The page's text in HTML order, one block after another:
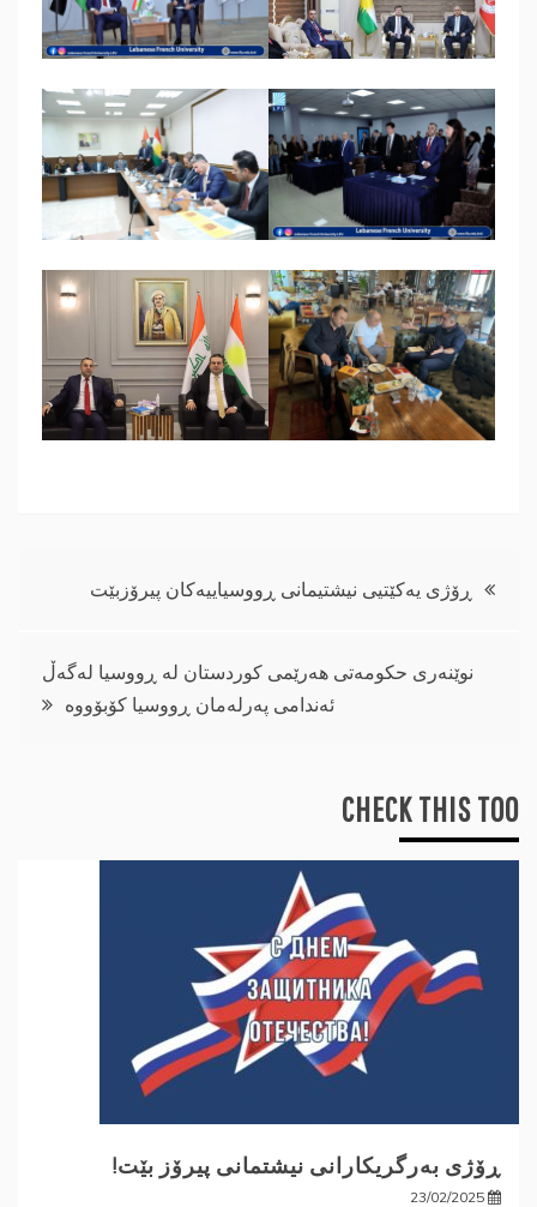
ڕێدۆزیی
ڕۆژی یەکێتیی نیشتیمانی ڕووسیاییەکان پیرۆزبێت
نوێنەری حکومەتی هەرێمی کوردستان لە ڕووسیا لەگەڵ
ئەندامی پەرلەمان ڕووسیا کۆبۆووە
CHECK THIS TOO
ڕۆژی بەرگریکارانی نیشتمانی پیرۆز بێت!
23/02/2025